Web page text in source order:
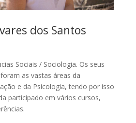
dos Santos
Sociais / Sociologia. Os seus
as vastas áreas da
e da Psicologia, tendo por isso
participado em vários cursos,